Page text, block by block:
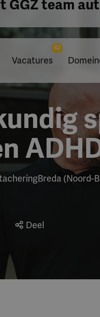
team
Vacatures
62
Breda (Noord-
Deel